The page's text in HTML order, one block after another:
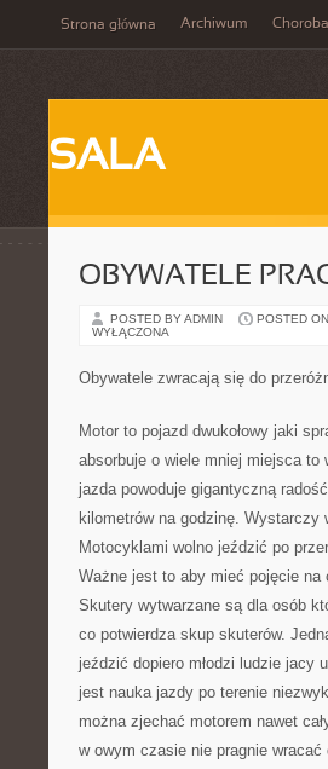
Strona główna Archiwum Choroba
SALA
OBYWATELE
POSTED BY ADMIN POSTED
WYŁĄCZONA
Obywatele zwracają się do
Motor to pojazd dwukołowy jaki
absorbuje o wiele mniej miejsca
jazda powoduje gigantyczną
kilometrów na godzinę. Wystarczy
Motocyklami wolno jeździć po
Ważne jest to aby mieć pojęcie
Skutery wytwarzane są dla osób
co potwierdza skup skuterów.
jeździć dopiero młodzi ludzie
jest nauka jazdy po terenie
można zjechać motorem nawet
w owym czasie nie pragnie